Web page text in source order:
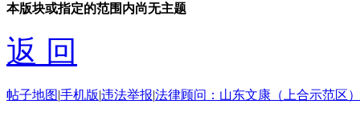
本版块或指定的范围内尚无主题
返 回
帖子地图|手机版|违法举报|法律顾问：山东文康（上合示范区